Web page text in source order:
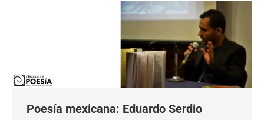
Poesía mexicana: Eduardo Serdio